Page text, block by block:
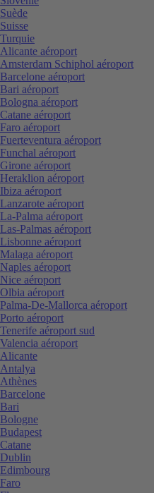
Suède
Suisse
Turquie
Alicante aéroport
Amsterdam Schiphol aéroport
Barcelone aéroport
Bari aéroport
Bologna aéroport
Catane aéroport
Faro aéroport
Fuerteventura aéroport
Funchal aéroport
Girone aéroport
Heraklion aéroport
Ibiza aéroport
Lanzarote aéroport
La-Palma aéroport
Las-Palmas aéroport
Lisbonne aéroport
Malaga aéroport
Naples aéroport
Nice aéroport
Olbia aéroport
Palma-De-Mallorca aéroport
Porto aéroport
Tenerife aéroport sud
Valencia aéroport
Alicante
Antalya
Athènes
Barcelone
Bari
Bologne
Budapest
Catane
Dublin
Edimbourg
Faro